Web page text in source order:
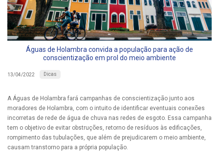
Águas de Holambra convida a população para ação de
conscientização em prol do meio ambiente
13/04/2022 Dicas
A Águas de Holambra fará campanhas de conscientização junto aos
moradores de Holambra, com o intuito de identificar eventuais conexões
incorretas de rede de água de chuva nas redes de esgoto. Essa campanha
tem o objetivo de evitar obstruções, retorno de resíduos às edificações,
rompimento das tubulações, que além de prejudicarem o meio ambiente,
causam transtorno para a própria população.